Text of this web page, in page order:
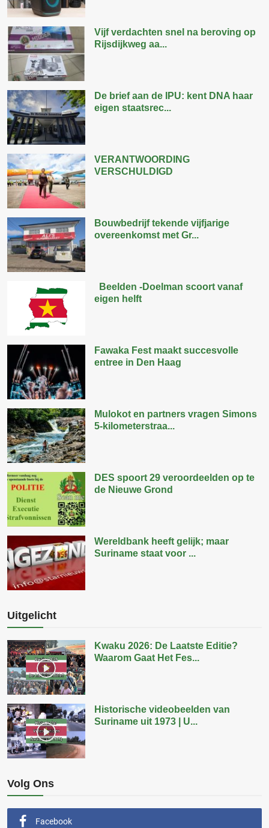
Vijf verdachten snel na beroving op
Rijsdijkweg aa...
De brief aan de IPU: kent DNA haar
eigen staatsrec...
VERANTWOORDING
VERSCHULDIGD
Bouwbedrijf tekende vijfjarige
overeenkomst met Gr...
Beelden -Doelman scoort vanaf
eigen helft
Fawaka Fest maakt succesvolle
entree in Den Haag
Mulokot en partners vragen Simons
5-kilometerstraa...
DES spoort 29 veroordeelden op te
de Nieuwe Grond
Wereldbank heeft gelijk; maar
Suriname staat voor ...
Uitgelicht
Kwaku 2026: De Laatste Editie?
Waarom Gaat Het Fes...
Historische videobeelden van
Suriname uit 1973 | U...
Volg Ons
Facebook